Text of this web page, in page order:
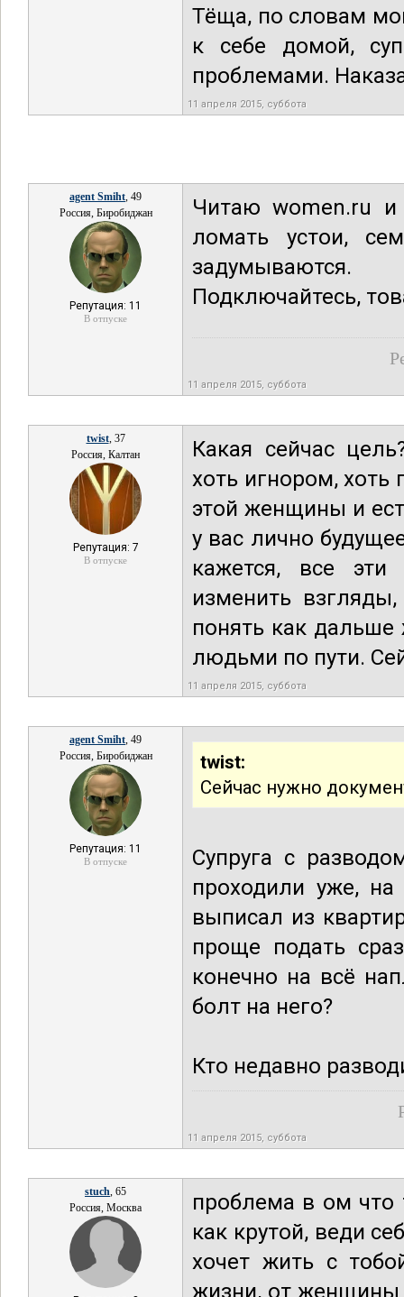
Тёща, по словам
к себе домой,
проблемами.
11 апреля 2015, суббота
agent Smiht, 49
Россия, Биробиджан
Репутация: 11
В отпуске
Читаю women.ru и
ломать устои,
задумываются.
Подключайтесь,
11 апреля 2015, суббота
twist, 37
Россия, Калтан
Репутация: 7
В отпуске
Какая сейчас
хоть игнором,
этой женщины и
у вас лично
кажется, все
изменить
понять как дальше
людьми по пути.
11 апреля 2015, суббота
agent Smiht, 49
Россия, Биробиджан
Репутация: 11
В отпуске
twist:
Сейчас нужно
Супруга с
проходили уже,
выписал из
проще подать
конечно на всё
болт на него?
Кто недавно
11 апреля 2015, суббота
stuch, 65
Россия, Москва
проблема в ом что
как крутой, веди
хочет жить с
жизни, от женщины